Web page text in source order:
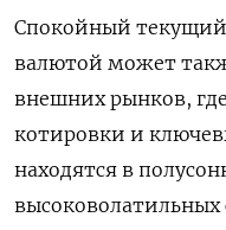
Спокойный текущий
валютой может
внешних рынков,
котировки и
находятся в